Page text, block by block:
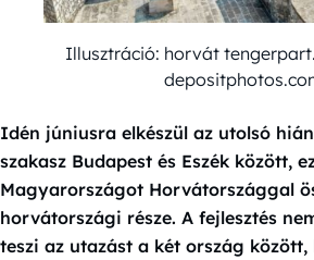
Illusztráció: horvát
Idén júniusra elkészül az utolsó
szakasz Budapest és Eszék között,
Magyarországot Horvátországgal
horvátországi része. A fejlesztés
teszi az utazást a két ország között,